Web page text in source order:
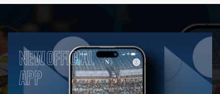
NEW OFFICIAL
APP